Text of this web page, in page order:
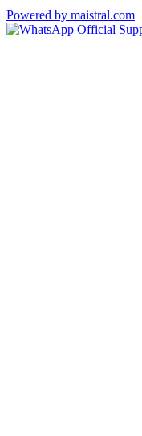
Powered by maistral.com